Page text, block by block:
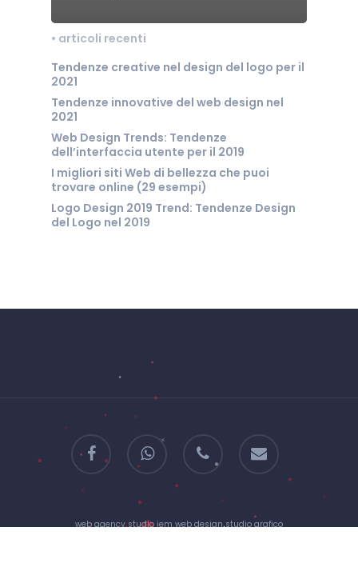
• articoli recenti
Tendenze creative nel design del logo per il
2021
Tendenze innovative del web design nel
2021
Web Design Trends: Tendenze
dell’interfaccia utente per il 2019
I migliori siti Web di bellezza che puoi
trovare online (29 esempi)
Logo Design 2019 Trend: Tendenze Design
del Logo nel 2019
facebook whatsapp phone
web agency.studio jem.web design.studio grafico